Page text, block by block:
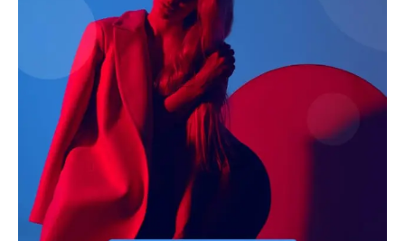
Privacy Policy
Terms of Use Agreement
Facebook
X WhatsApp
Share